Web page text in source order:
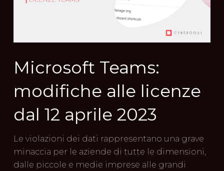
Microsoft Teams:
modifiche alle licenze
dal 12 aprile 2023
Le violazioni dei dati rappresentano una grave
minaccia per le aziende di tutte le dimensioni,
dalle piccole e medie imprese alle grandi